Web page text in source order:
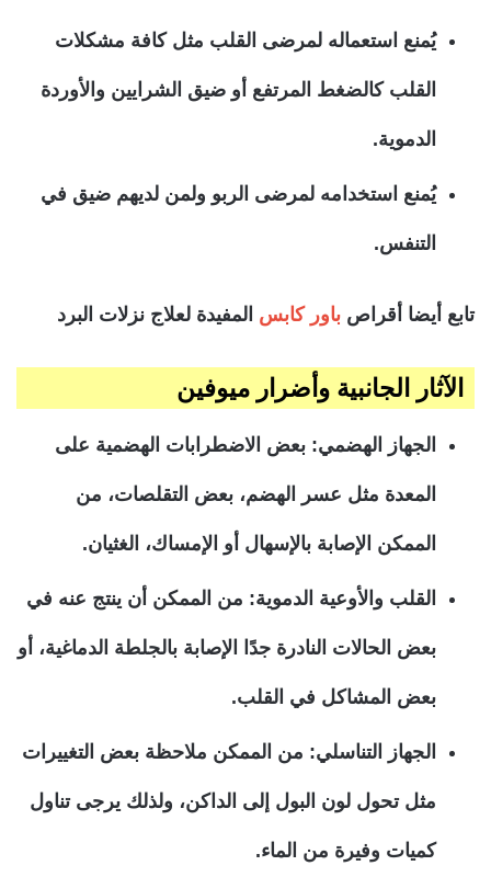
يُمنع استعماله لمرضى القلب مثل كافة مشكلات
القلب كالضغط المرتفع أو ضيق الشرايين والأوردة
الدموية.
يُمنع استخدامه لمرضى الربو ولمن لديهم ضيق في
التنفس.
تابع أيضا أقراص باور كابس المفيدة لعلاج نزلات البرد
الآثار الجانبية وأضرار ميوفين
الجهاز الهضمي: بعض الاضطرابات الهضمية على
المعدة مثل عسر الهضم، بعض التقلصات، من
الممكن الإصابة بالإسهال أو الإمساك، الغثيان.
القلب والأوعية الدموية: من الممكن أن ينتج عنه في
بعض الحالات النادرة جدًا الإصابة بالجلطة الدماغية، أو
بعض المشاكل في القلب.
الجهاز التناسلي: من الممكن ملاحظة بعض التغييرات
مثل تحول لون البول إلى الداكن، ولذلك يرجى تناول
كميات وفيرة من الماء.